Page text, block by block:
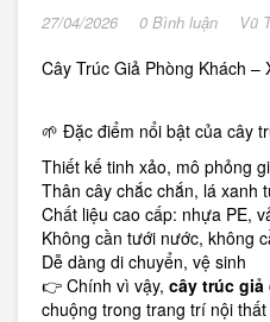
27/04/2026 0 Bình luận Vũ
Cây Trúc Giả Phòng Khách –
🌱 Đặc điểm nổi bật của cây
Thiết kế tinh xảo, mô phỏng
Thân cây chắc chắn, lá xanh
Chất liệu cao cấp: nhựa PE,
Không cần tưới nước, không
Dễ dàng di chuyển, vệ sinh
👉 Chính vì vậy, cây trúc giả
chuộng trong trang trí nội